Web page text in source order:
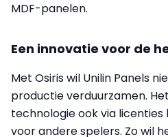
MDF-panelen.
Een innovatie voor de
Met Osiris wil Unilin Panels
productie verduurzamen.
technologie ook via
voor andere spelers. Zo wil